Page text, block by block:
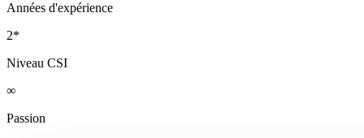
Années d'expérience
2*
Niveau CSI
∞
Passion